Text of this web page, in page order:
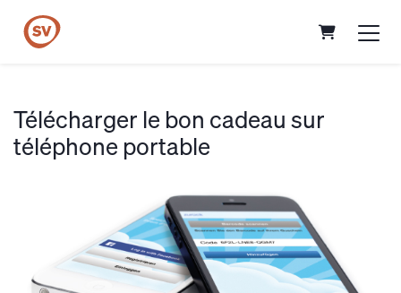
Panier
Télécharger le bon cadeau sur
téléphone portable